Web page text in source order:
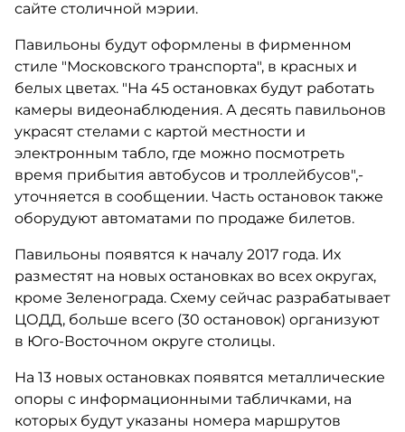
сайте столичной мэрии.
Павильоны будут оформлены в фирменном
стиле "Московского транспорта", в красных и
белых цветах. "На 45 остановках будут работать
камеры видеонаблюдения. А десять павильонов
украсят стелами с картой местности и
электронным табло, где можно посмотреть
время прибытия автобусов и троллейбусов",-
уточняется в сообщении. Часть остановок также
оборудуют автоматами по продаже билетов.
Павильоны появятся к началу 2017 года. Их
разместят на новых остановках во всех округах,
кроме Зеленограда. Схему сейчас разрабатывает
ЦОДД, больше всего (30 остановок) организуют
в Юго-Восточном округе столицы.
На 13 новых остановках появятся металлические
опоры с информационными табличками, на
которых будут указаны номера маршрутов